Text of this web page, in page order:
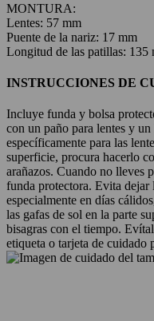
MONTURA:
Lentes: 57 mm
Puente de la nariz: 17 mm
Longitud de las patillas: 135
INSTRUCCIONES DE
Incluye funda y bolsa
con un paño para lentes y
específicamente para las
superficie, procura hacerlo
arañazos. Cuando no lleves
funda protectora. Evita dejar
especialmente en días
las gafas de sol en la parte
bisagras con el tiempo.
etiqueta o tarjeta de cuidado